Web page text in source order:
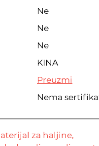
Ne
Ne
Ne
KINA
Preuzmi
Nema
za haljine,